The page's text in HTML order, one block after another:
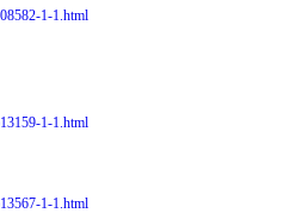
1-1.html
1-1.html
1-1.html